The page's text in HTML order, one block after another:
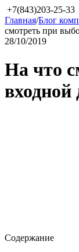
+7(843)203-25-33
Главная/Блог
смотреть при
28/10/2019
На что
входной
Содержание